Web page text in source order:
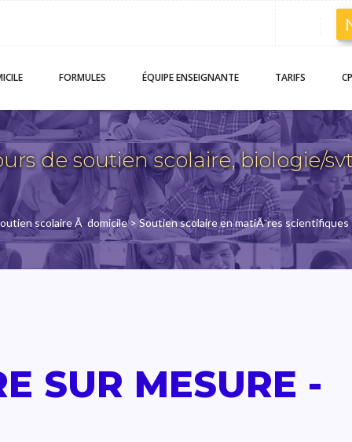
FORMULES ÉQUIPEENSEIGNANTE TARIFS
de soutien scolaire, biologie/
scolaire Ã domicile>Soutien scolaire en matiÃ¨res scientifiques
SUR MESURE -